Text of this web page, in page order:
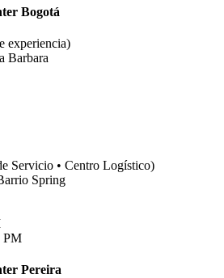
Bogotá
experiencia)
Barbara
Servicio • Centro Logístico)
Spring
PM
Pereira